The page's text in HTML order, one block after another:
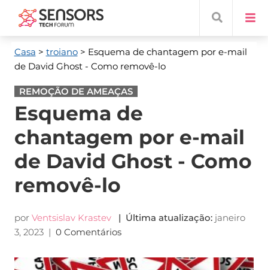
Casa > troiano> Esquema de chantagem por e-mail
de David Ghost - Como removê-lo
REMOÇÃO DE AMEAÇAS
Esquema de
chantagem por e-mail
de David Ghost - Como
removê-lo
por Ventsislav Krastev | Última atualização: janeiro
3, 2023| 0 Comentários